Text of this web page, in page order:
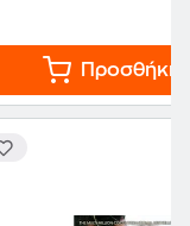
Προσθήκη